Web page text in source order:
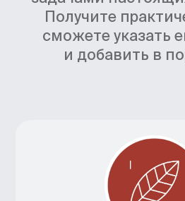
Я согласен получать рекламную
рассылку от BBE и ознакомился
с&nbsp;Согласием на получение
Оплатить курс
Нажимая кнопку, я соглашаюсь на
обработку персональных данных
публичной офертой